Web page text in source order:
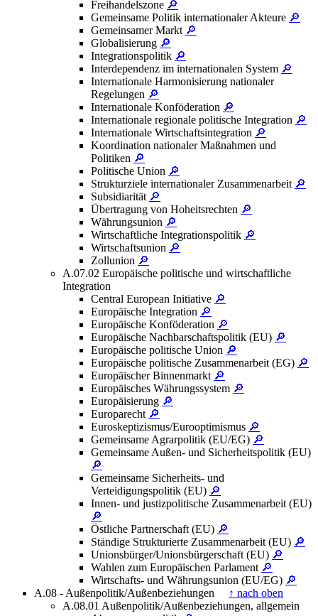
Freihandelszone 🔎
Gemeinsame Politik internationaler Akteure 🔎
Gemeinsamer Markt 🔎
Globalisierung 🔎
Integrationspolitik 🔎
Interdependenz im internationalen System 🔎
Internationale Harmonisierung nationaler
Regelungen 🔎
Internationale Konföderation 🔎
Internationale regionale politische Integration 🔎
Internationale Wirtschaftsintegration 🔎
Koordination nationaler Maßnahmen und
Politiken 🔎
Politische Union 🔎
Strukturziele internationaler Zusammenarbeit 🔎
Subsidiarität 🔎
Übertragung von Hoheitsrechten 🔎
Währungsunion 🔎
Wirtschaftliche Integrationspolitik 🔎
Wirtschaftsunion 🔎
Zollunion 🔎
A.07.02 Europäische politische und wirtschaftliche
Integration
Central European Initiative 🔎
Europäische Integration 🔎
Europäische Konföderation 🔎
Europäische Nachbarschaftspolitik (EU) 🔎
Europäische politische Union 🔎
Europäische politische Zusammenarbeit (EG) 🔎
Europäischer Binnenmarkt 🔎
Europäisches Währungssystem 🔎
Europäisierung 🔎
Europarecht 🔎
Euroskeptizismus/Eurooptimismus 🔎
Gemeinsame Agrarpolitik (EU/EG) 🔎
Gemeinsame Außen- und Sicherheitspolitik (EU)
🔎
Gemeinsame Sicherheits- und
Verteidigungspolitik (EU) 🔎
Innen- und justizpolitische Zusammenarbeit (EU)
🔎
Östliche Partnerschaft (EU) 🔎
Ständige Strukturierte Zusammenarbeit (EU) 🔎
Unionsbürger/Unionsbürgerschaft (EU) 🔎
Wahlen zum Europäischen Parlament 🔎
Wirtschafts- und Währungsunion (EU/EG) 🔎
A.08 - Außenpolitik/Außenbeziehungen
↑ nach oben
A.08.01 Außenpolitik/Außenbeziehungen, allgemein